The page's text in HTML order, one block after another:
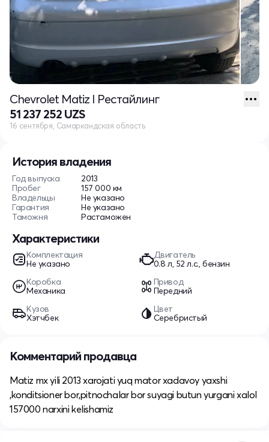
История владения
Год выпуска
2013
Пробег
157 000 км
Владельцы
Не указано
Гарантия
Не указано
Таможня
Растаможен
Характеристики
Комплектация
Не указано
Двигатель
0.8 л, 52 л.с., бензин
Коробка
Механика
Привод
Передний
Кузов
Хэтчбек
Цвет
Серебристый
Chevrolet Matiz I Рестайлинг
51 237 252 UZS
16 сентября, Самаркандская область
Комментарий продавца
Matiz mx yili 2013 xarojati yuq mator xadavoy yaxshi
,konditsioner bor,pitnochalar bor suyagi butun yurgani xalol
157000 narxini kelishamiz